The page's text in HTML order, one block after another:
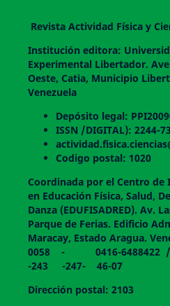
Revista Actividad Física y
Institución editora:
Experimental Libertador.
Oeste, Catia, Municipio
Venezuela
Depósito legal:
ISSN /DIGITAL): 2244-
Codigo postal: 1020
Coordinada por el Centro de
en Educación Física, Salud,
Danza (EDUFISADRED). Av.
Parque de Ferias. Edificio
Maracay, Estado Aragua.
0058 - 0416-
-243 -247- 46-07
Dirección postal: 2103